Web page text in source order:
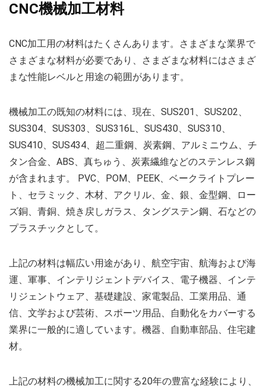
CNC機械加工材料
CNC加工用の材料はたくさんあります。さまざまな業界で
さまざまな材料が必要であり、さまざまな材料にはさまざ
まな性能レベルと用途の範囲があります。
機械加工の既知の材料には、現在、SUS201、SUS202、
SUS304、SUS303、SUS316L、SUS430、SUS310、
SUS410、SUS434、超二重鋼、炭素鋼、アルミニウム、チ
タン合金、ABS、真ちゅう、炭素繊維などのステンレス鋼
が含まれます。 PVC、POM、PEEK、ベークライトプレー
ト、セラミック、木材、アクリル、金、銀、金型鋼、ロー
ズ銅、青銅、焼き戻しガラス、タングステン鋼、石などの
プラスチックとして。
上記の材料は幅広い用途があり、航空宇宙、航海および海
運、軍事、インテリジェントデバイス、電子機器、インテ
リジェントウェア、基礎建設、家電製品、工業用品、通
信、文学および芸術、スポーツ用品、自動化をカバーする
業界に一般的に適しています。機器、自動車部品、住宅建
材。
上記の材料の機械加工に関する20年の豊富な経験により、